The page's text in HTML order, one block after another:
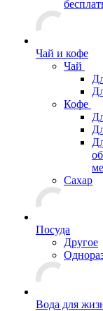
Чай и кофе
Чай
Кофе
Сахар
Посуда
Другое
Вода для